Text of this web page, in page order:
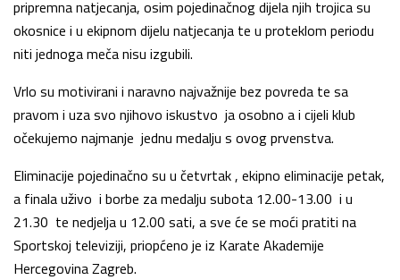
pripremna natjecanja, osim pojedinačnog dijela njih trojica su
okosnice i u ekipnom dijelu natjecanja te u proteklom periodu
niti jednoga meča nisu izgubili.
Vrlo su motivirani i naravno najvažnije bez povreda te sa
pravom i uza svo njihovo iskustvo ja osobno a i cijeli klub
očekujemo najmanje jednu medalju s ovog prvenstva.
Eliminacije pojedinačno su u četvrtak , ekipno eliminacije petak,
a finala uživo i borbe za medalju subota 12.00-13.00 i u
21.30 te nedjelja u 12.00 sati, a sve će se moći pratiti na
Sportskoj televiziji, priopćeno je iz Karate Akademije
Hercegovina Zagreb.